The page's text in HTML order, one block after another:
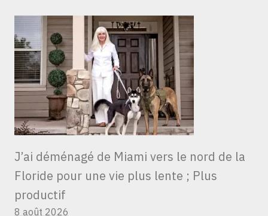
J’ai déménagé de Miami vers le nord de la
Floride pour une vie plus lente ; Plus
productif
8 août 2026